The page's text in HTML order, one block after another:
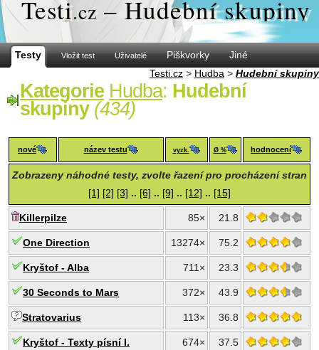
Testi.cz – Hudební skupiny
Testy Vložit test Uživatelé Piškvorky
Jiné
Testi.cz > Hudba > Hudební skupiny
Kategorie Hudba: Hudební
skupiny (434)
nové název testu vyzk. Ø % hodnocení
Zobrazeny náhodné testy, zvolte řazení pro procházení stran
[1] [2] [3] .. [6] .. [9] .. [12] .. [15]
Killerpilze 85× 21.8
One Direction 13274× 75.2
Kryštof - Alba 711× 23.3
30 Seconds to Mars 372× 43.9
Stratovarius 113× 36.8
Kryštof - Texty písní I. 674× 37.5